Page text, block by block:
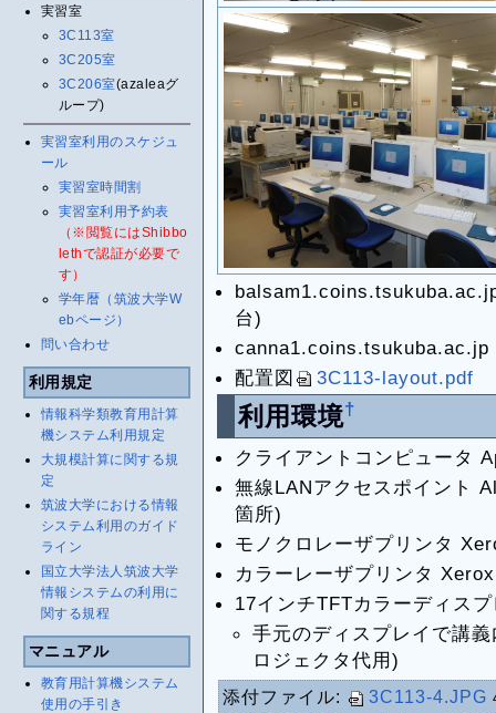
実習室
3C113室
3C205室
3C206室(azaleaグ
ループ)
実習室利用のスケジュ
ール
実習室時間割
実習室利用予約表
（※閲覧にはShibbo
lethで認証が必要で
す）
学年暦（筑波大学W
ebページ）
問い合わせ
利用規定
情報科学類教育用計算
機システム利用規定
大規模計算に関する規
定
筑波大学における情報
システム利用のガイド
ライン
国立大学法人筑波大学
情報システムの利用に
関する規程
マニュアル
教育用計算機システム
使用の手引き
台)
配置図
3C113-layout.pdf
利用環境†
クライアントコンピュータ
無線LANアクセスポイント
箇所)
モノクロレーザプリンタ
カラーレーザプリンタ
17インチTFTカラーディス
手元のディスプレイで講
ロジェクタ代用)
添付ファイル: 3C113-4.JPG